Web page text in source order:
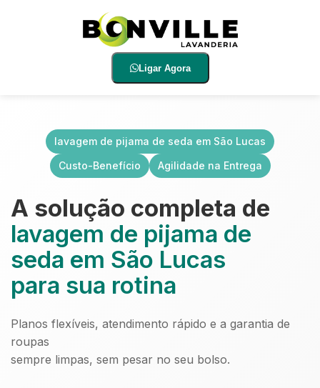
Ligar Agora
lavagem de pijama de seda em São Lucas
Custo-Benefício
Agilidade na Entrega
A solução completa de
lavagem de pijama de
seda em São Lucas
para sua rotina
Planos flexíveis, atendimento rápido e a garantia de
roupas
sempre limpas, sem pesar no seu bolso.